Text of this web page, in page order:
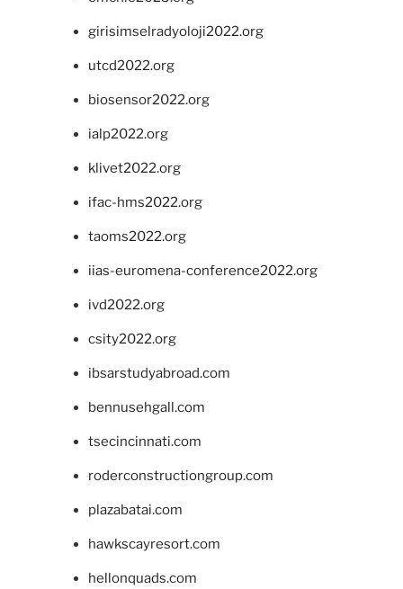
girisimselradyoloji2022.org
utcd2022.org
biosensor2022.org
ialp2022.org
klivet2022.org
ifac-hms2022.org
taoms2022.org
iias-euromena-conference2022.org
ivd2022.org
csity2022.org
ibsarstudyabroad.com
bennusehgall.com
tsecincinnati.com
roderconstructiongroup.com
plazabatai.com
hawkscayresort.com
hellonquads.com